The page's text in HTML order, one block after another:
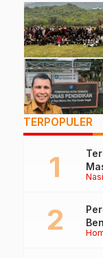
TERPOPULER